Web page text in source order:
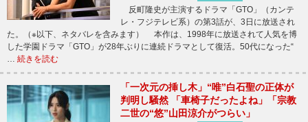
反町隆史が主演するドラマ「GTO」（カンテ
レ・フジテレビ系）の第3話が、3日に放送され
た。（※以下、ネタバレを含みます） 本作は、1998年に放送されて人気を博
した学園ドラマ「GTO」が28年ぶりに連続ドラマとして復活。50代になった“
… 続きを読む
「一次元の挿し木」“唯”白石聖の正体が
判明し騒然 「車椅子だったよね」「宗教
二世の“悠”山田涼介がつらい」